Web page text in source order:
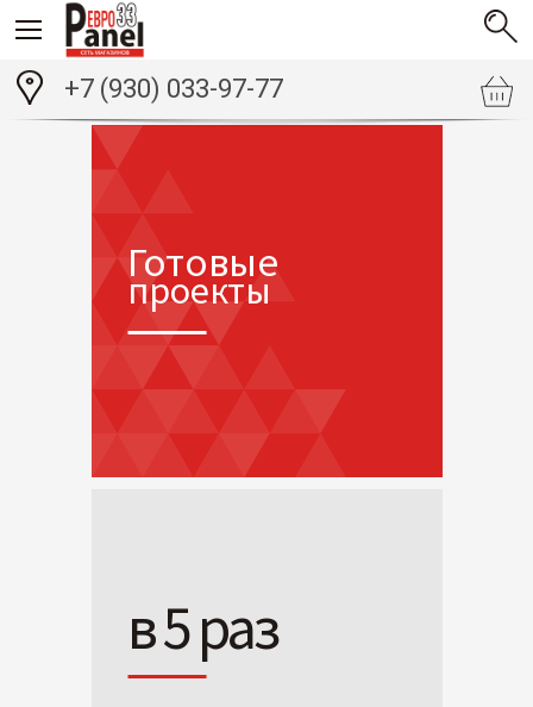
+7 (930) 033-97-77
Готовые
проекты
в 5 раз